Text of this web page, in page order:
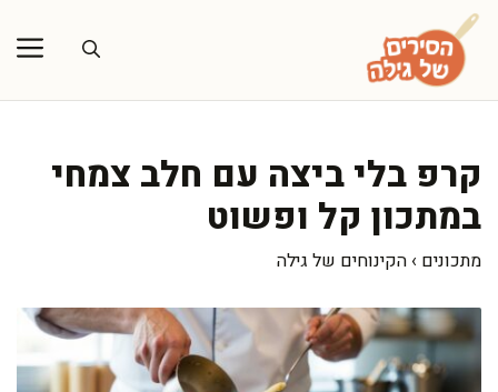
לדלג
לתוכן
קרפ בלי ביצה עם חלב צמחי
במתכון קל ופשוט
מתכונים › הקינוחים של גילה